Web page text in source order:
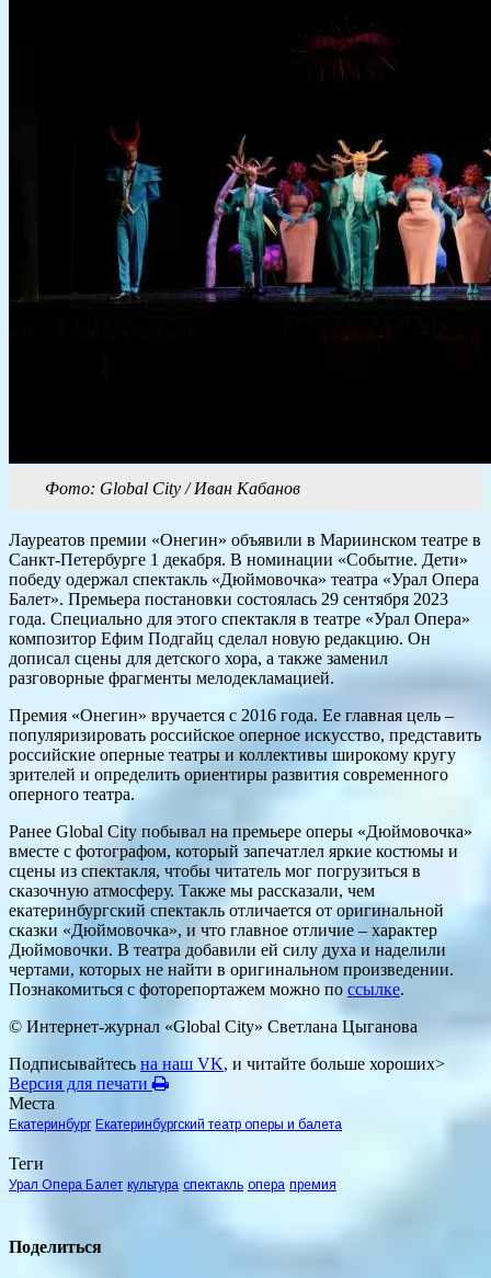
Фото: Global City / Иван Кабанов
Лауреатов премии «Онегин» объявили в Мариинском театре в
Санкт-Петербурге 1 декабря. В номинации «Событие. Дети»
победу одержал спектакль «Дюймовочка» театра «Урал Опера
Балет». Премьера постановки состоялась 29 сентября 2023
года. Специально для этого спектакля в театре «Урал Опера»
композитор Ефим Подгайц сделал новую редакцию. Он
дописал сцены для детского хора, а также заменил
разговорные фрагменты мелодекламацией.
Премия «Онегин» вручается с 2016 года. Ее главная цель –
популяризировать российское оперное искусство, представить
российские оперные театры и коллективы широкому кругу
зрителей и определить ориентиры развития современного
оперного театра.
Ранее Global City побывал на премьере оперы «Дюймовочка»
вместе с фотографом, который запечатлел яркие костюмы и
сцены из спектакля, чтобы читатель мог погрузиться в
сказочную атмосферу. Также мы рассказали, чем
екатеринбургский спектакль отличается от оригинальной
сказки «Дюймовочка», и что главное отличие – характер
Дюймовочки. В театра добавили ей силу духа и наделили
чертами, которых не найти в оригинальном произведении.
Познакомиться с фоторепортажем можно по ссылке.
© Интернет-журнал «Global City» Светлана Цыганова
Подписывайтесь на наш VK, и читайте больше хороших>
Версия для печати
Места
Екатеринбург Екатеринбургский театр оперы и балета
Теги
Урал Опера Балет культура спектакль опера премия
Поделиться